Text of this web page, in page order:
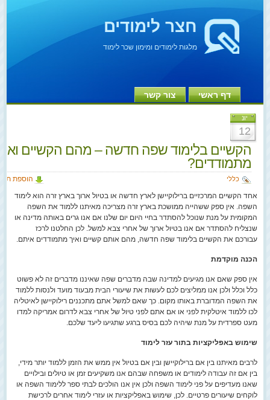
חצר לימודים
מלגות לימודים ומימון שכר לימוד
דף ראשי צור קשר
יונ
12
הקשיים בלימוד שפה חדשה – מהם הקשיים
מתמודדים?
כללי
הוספת
אחד הקשיים המרכזיים ברילוקיישן לארץ חדשה או בטיול ארוך בארץ זרה הוא לימוד
השפה. אין ספק ששהייה ממושכת בארץ זרה מצריכה מאיתנו ללמוד את השפה
המקומית על מנת שנוכל להסתדר בחיי היום יום שלנו אם אנו גרים באותה מדינה או
שנצליח להסתדר אם אנו בטיול ארוך של אחרי צבא למשל. לכן החלטנו לרכז
עבורכם את הקשיים בלימוד שפה חדשה, מהם אותם קשיים ואיך מתמודדים איתם.
הכנה מוקדמת
אין ספק שאם אנו מגיעים למדינה שבה מדברים שפה שאיננו מדברים זה לא פשוט
כלל וכלל ולכן אנו ממליצים לכם לעשות את שיעורי הבית מבעוד מועד ולנסות ללמוד
את השפה המדוברת באותו מקום. כך שאם למשל אתם מתכננים רילוקיישן לאיטליה
לכו ללמוד איטלקית לפני או אם אתם לפני טיול של אחרי צבא לדרום אמריקה למדו
מעט ספרדית על מנת שיהיה לכם בסיס ברגע שתגיעו ליעד שלכם.
שימוש באפליקציות בתור עזר לימוד
לרבים מאיתנו בין אם ברילוקיישן ובין אם בטיול אין ממש את הזמן ללמוד יותר מידי,
בין אם זה עבודה לימודים או משפחה שבהם אנו משקיעים זמן או טיולים ובילויים
שאנו מעדיפים על פני לימוד השפה ולכן אין אנו הולכים לבתי ספר ללימוד השפה או
לוקחים שיעורים פרטיים. לכן, שימוש באפליקציות או עזרי לימוד אחרים לרכישת